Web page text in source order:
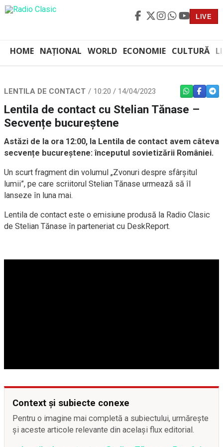
LIVE
HOME NAȚIONAL WORLD ECONOMIE CULTURĂ
LENTILA DE CONTACT 10:20 / 14/04/2023 WHATSAPP
Lentila de contact cu Stelian Tănase –
Secvențe bucureștene
Astăzi de la ora 12:00, la Lentila de contact avem câteva
secvențe bucureștene: începutul sovietizării României.
Un scurt fragment din volumul „Zvonuri despre sfârșitul
lumii”, pe care scriitorul Stelian Tănase urmează să îl
lanseze în luna mai.
Lentila de contact este o emisiune produsă la Radio Clasic
de Stelian Tănase în parteneriat cu DeskReport.
Context și subiecte conexe
Pentru o imagine mai completă a subiectului, urmărește
și aceste articole relevante din același flux editorial.